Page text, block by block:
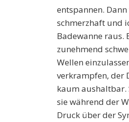
entspannen.
schmerzhaft und
Badewanne raus.
zunehmend
Wellen
verkrampfen, der
kaum aushaltbar.
sie während der
Druck über der